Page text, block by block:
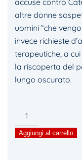
accuse contro
altre donne
uomini “che
invece richieste
terapeutiche, a
la riscoperta del
lungo oscurato.
Seduzione
Strega
Aggiungi al carrello